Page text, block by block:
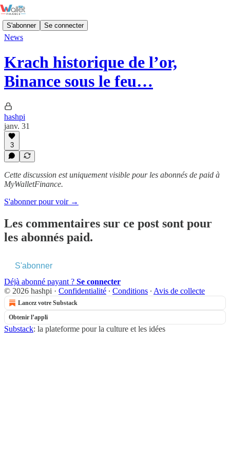
S'abonner Se connecter
News
Krach historique de l’or,
Binance sous le feu…
hashpi
janv. 31
3
Cette discussion est uniquement visible pour les abonnés de paid à
MyWalletFinance.
S'abonner pour voir →
Les commentaires sur ce post sont pour
les abonnés paid.
S'abonner
Déjà abonné payant ? Se connecter
© 2026 hashpi · Confidentialité ∙ Conditions ∙ Avis de collecte
Lancez votre Substack
Obtenir l’appli
Substack: la plateforme pour la culture et les idées